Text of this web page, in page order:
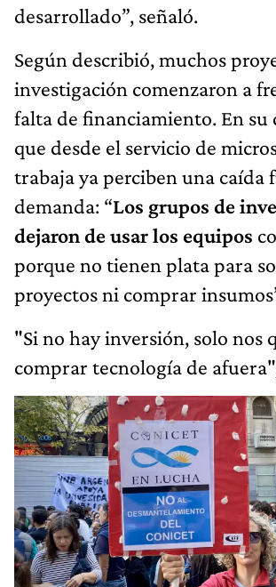
desarrollado”, señaló.
Según describió, muchos
investigación comenzaron a
falta de financiamiento. En su
que desde el servicio de
trabaja ya perciben una caída
demanda: “Los grupos de
dejaron de usar los equipos
porque no tienen plata para
proyectos ni comprar
"Si no hay inversión, solo nos
comprar tecnología de